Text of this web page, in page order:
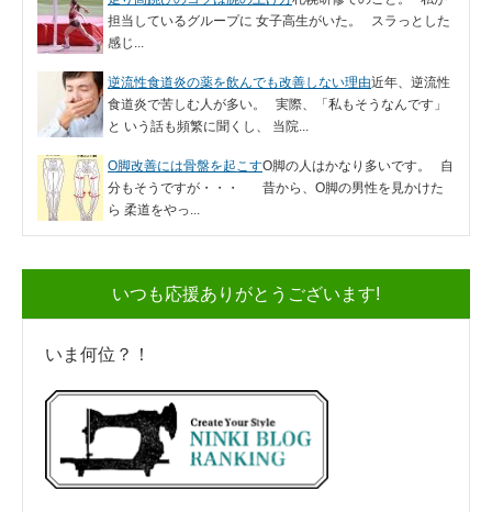
担当しているグループに 女子高生がいた。 スラっとした
感じ...
逆流性食道炎の薬を飲んでも改善しない理由近年、逆流性
食道炎で苦しむ人が多い。 実際、「私もそうなんです」
と いう話も頻繁に聞くし、 当院...
O脚改善には骨盤を起こすO脚の人はかなり多いです。 自
分もそうですが・・・ 昔から、O脚の男性を見かけた
ら 柔道をやっ...
いつも応援ありがとうございます!
いま何位？！